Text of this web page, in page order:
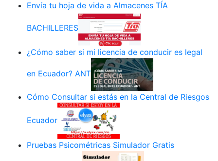
Envía tu hoja de vida a Almacenes TÍA
BACHILLERES
¿Cómo saber si mi licencia de conducir es legal
en Ecuador? ANT
Cómo Consultar si estás en la Central de Riesgos
Ecuador
Pruebas Psicométricas Simulador Gratis